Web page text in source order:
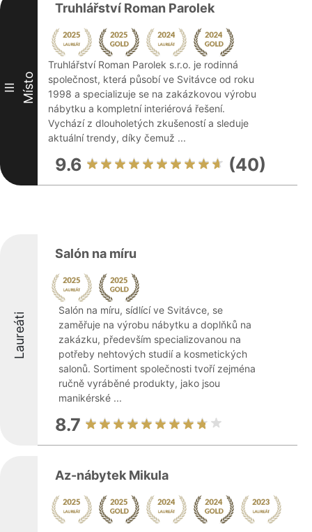
III Místo
Truhlářství Roman Parolek
Truhlářství Roman Parolek s.r.o. je rodinná
společnost, která působí ve Svitávce od roku
1998 a specializuje se na zakázkovou výrobu
nábytku a kompletní interiérová řešení.
Vychází z dlouholetých zkušeností a sleduje
aktuální trendy, díky čemuž ...
9.6 (40)
Laureáti
Salón na míru
Salón na míru, sídlící ve Svitávce, se
zaměřuje na výrobu nábytku a doplňků na
zakázku, především specializovanou na
potřeby nehtových studií a kosmetických
salonů. Sortiment společnosti tvoří zejména
ručně vyráběné produkty, jako jsou
manikérské ...
8.7
Az-nábytek Mikula